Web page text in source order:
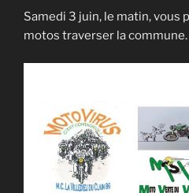
Samedi 3 juin, le matin, vous
motos traverser la commune.